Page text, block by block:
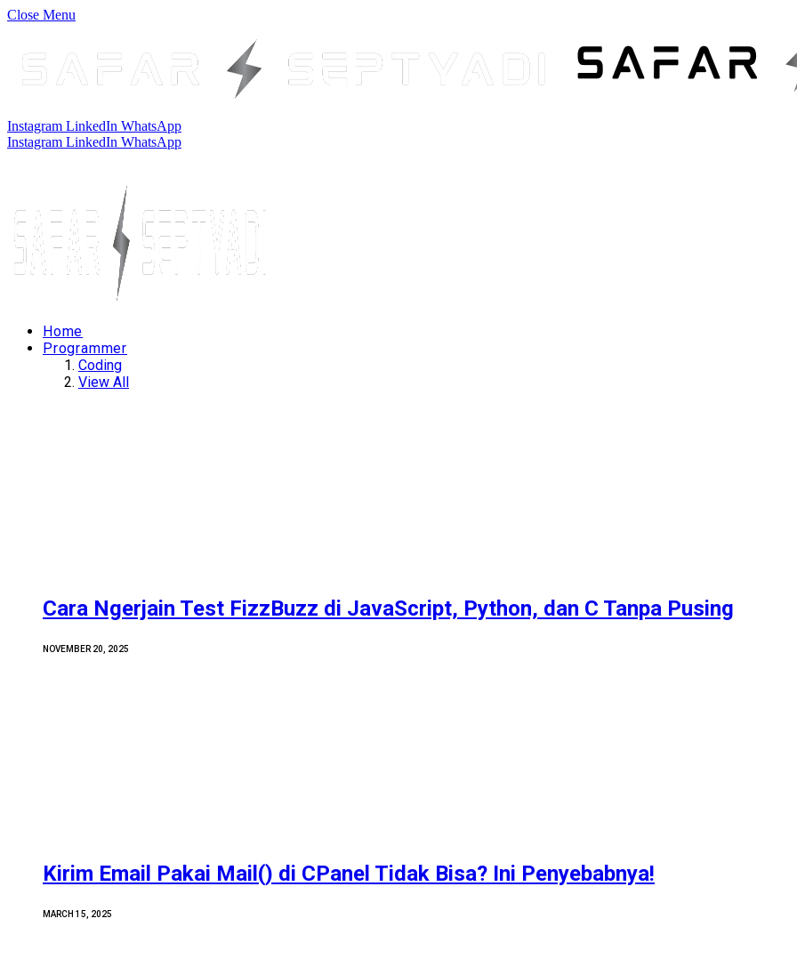
Close Menu
Instagram LinkedIn WhatsApp
Instagram LinkedIn WhatsApp
Home
Programmer
Coding
View All
Cara Ngerjain Test FizzBuzz di JavaScript, Python, dan C Tanpa Pusing
NOVEMBER 20, 2025
Kirim Email Pakai Mail() di CPanel Tidak Bisa? Ini Penyebabnya!
MARCH 15, 2025